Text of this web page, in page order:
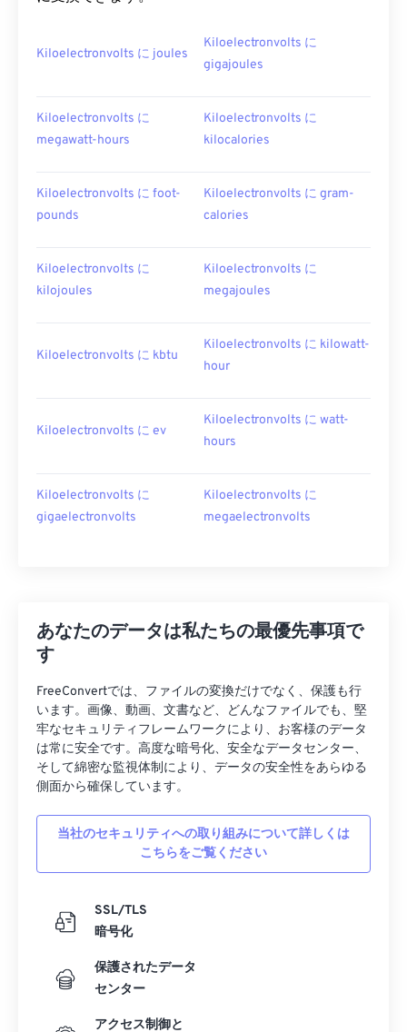
Kiloelectronvolts に joules
Kiloelectronvolts に
gigajoules
Kiloelectronvolts に
megawatt-hours
Kiloelectronvolts に
kilocalories
Kiloelectronvolts に foot-
pounds
Kiloelectronvolts に gram-
calories
Kiloelectronvolts に
kilojoules
Kiloelectronvolts に
megajoules
Kiloelectronvolts に kbtu
Kiloelectronvolts に kilowatt-
hour
Kiloelectronvolts に ev
Kiloelectronvolts に watt-
hours
Kiloelectronvolts に
gigaelectronvolts
Kiloelectronvolts に
megaelectronvolts
あなたのデータは私たちの最優先事項で
す
FreeConvertでは、ファイルの変換だけでなく、保護も行
います。画像、動画、文書など、どんなファイルでも、堅
牢なセキュリティフレームワークにより、お客様のデータ
は常に安全です。高度な暗号化、安全なデータセンター、
そして綿密な監視体制により、データの安全性をあらゆる
側面から確保しています。
当社のセキュリティへの取り組みについて詳しくは
こちらをご覧ください
SSL/TLS
暗号化
保護されたデータ
センター
アクセス制御と